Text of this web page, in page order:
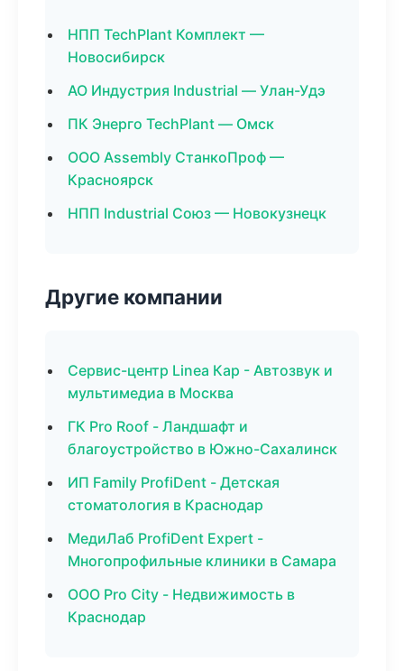
НПП TechPlant Комплект —
Новосибирск
АО Индустрия Industrial — Улан-Удэ
ПК Энерго TechPlant — Омск
ООО Assembly СтанкоПроф —
Красноярск
НПП Industrial Союз — Новокузнецк
Другие компании
Сервис-центр Linea Кар - Автозвук и
мультимедиа в Москва
ГК Pro Roof - Ландшафт и
благоустройство в Южно-Сахалинск
ИП Family ProfiDent - Детская
стоматология в Краснодар
МедиЛаб ProfiDent Expert -
Многопрофильные клиники в Самара
ООО Pro City - Недвижимость в
Краснодар